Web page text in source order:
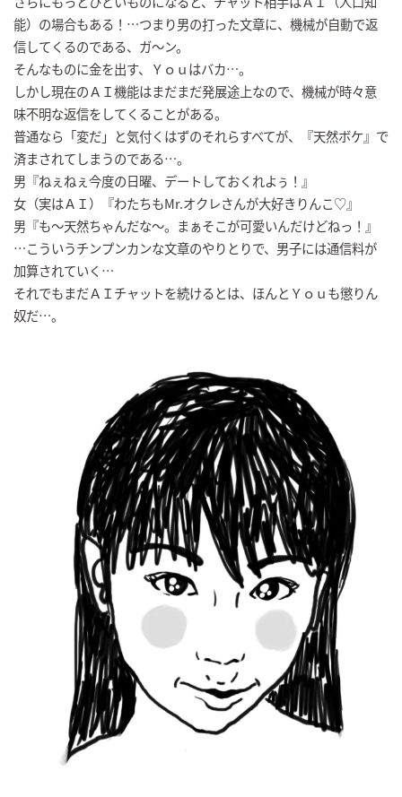
能）の場合もある！…つまり男の打った文章に、機械が自動で返
信してくるのである、ガ〜ン。
そんなものに金を出す、Ｙｏｕはバカ…。
しかし現在のＡＩ機能はまだまだ発展途上なので、機械が時々意
味不明な返信をしてくることがある。
普通なら「変だ」と気付くはずのそれらすべてが、『天然ボケ』で
済まされてしまうのである…。
男『ねぇねぇ今度の日曜、デートしておくれよぅ！』
女（実はＡＩ）『わたちもMr.オクレさんが大好きりんこ♡』
男『も〜天然ちゃんだな〜。まぁそこが可愛いんだけどねっ！』
…こういうチンプンカンな文章のやりとりで、男子には通信料が
加算されていく…
それでもまだＡＩチャットを続けるとは、ほんとＹｏｕも懲りん
奴だ…。